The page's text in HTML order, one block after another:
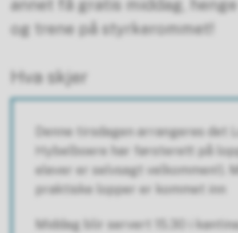
annet få gratis middag,
og trene på styrkerommet!
Hva skjer
Denne tirsdagen arrangeres det
Hybelboere har førsterett på
elever er selvsagt velkommen!).
praktiske lopper er kommet inn
Middag blir servert 15.30 i